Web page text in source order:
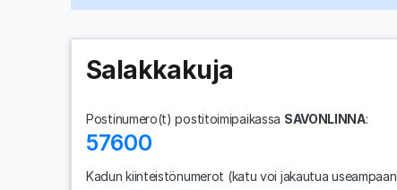
Salakkakuja
Postinumero(t) postitoimipaikassa SAVONLINNA:
57600
Kadun kiinteistönumerot (katu voi jakautua useampaan